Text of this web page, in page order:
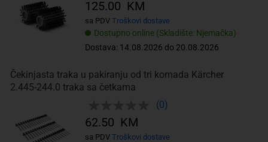
Dostupno online (Skladište: Njemačka)
Dostava: 14.08.2026 do 20.08.2026
125.00 KM
sa PDV Troškovi dostave
Čekinjasta traka u pakiranju od tri komada Kärcher
2.445-244.0 traka sa četkama
(0)
62.50 KM
sa PDV Troškovi dostave